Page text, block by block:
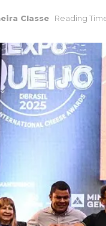
Classe Reading